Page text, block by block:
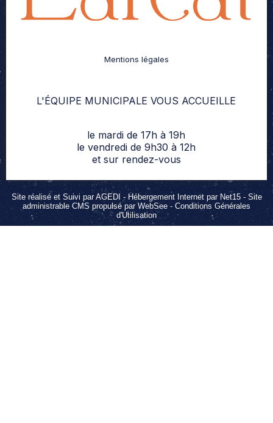
Mentions légales
L'ÉQUIPE MUNICIPALE VOUS ACCUEILLE
le mardi de 17h à 19h
le vendredi de 9h30 à 12h
et sur rendez-vous
Site réalisé et Suivi par AGEDI- Hébergement Internet par Net15 - Site
administrable CMS propulsé par WebSee- Conditions Générales
d'Utilisation